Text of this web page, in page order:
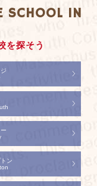
SCHOOL IN
を探そう
ン